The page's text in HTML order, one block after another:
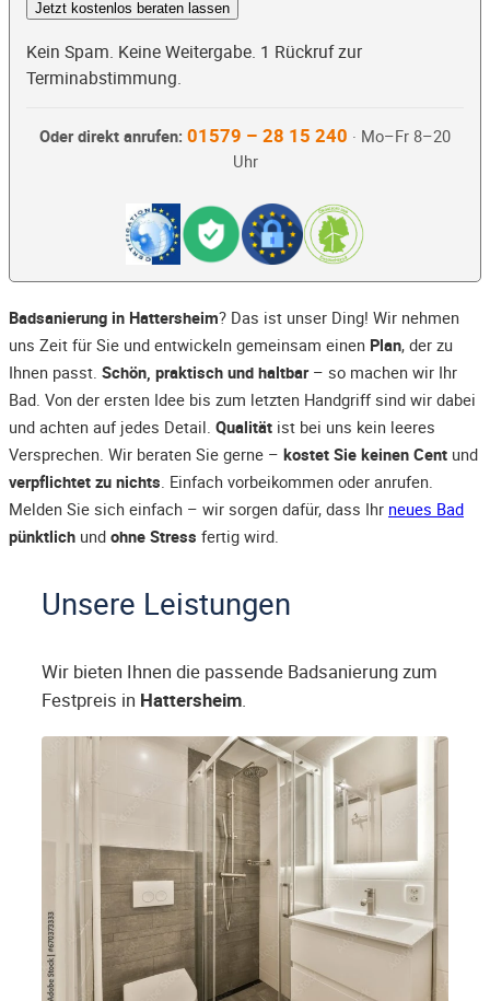
Jetzt kostenlos beraten lassen
Kein Spam. Keine Weitergabe. 1 Rückruf zur
Terminabstimmung.
Oder direkt anrufen: 01579 – 28 15 240 · Mo–Fr 8–20
Uhr
Badsanierung in Hattersheim? Das ist unser Ding! Wir nehmen
uns Zeit für Sie und entwickeln gemeinsam einen Plan, der zu
Ihnen passt. Schön, praktisch und haltbar– so machen wir Ihr
Bad. Von der ersten Idee bis zum letzten Handgriff sind wir dabei
und achten auf jedes Detail. Qualität ist bei uns kein leeres
Versprechen. Wir beraten Sie gerne – kostet Sie keinen Cent und
verpflichtet zu nichts. Einfach vorbeikommen oder anrufen.
Melden Sie sich einfach – wir sorgen dafür, dass Ihr neues Bad
pünktlich und ohne Stress fertig wird.
Unsere Leistungen
Wir bieten Ihnen die passende Badsanierung zum
Festpreis in Hattersheim.